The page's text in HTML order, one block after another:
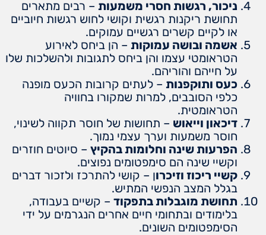
ניכור, רגשות חסרי משמעות – רבים מתארים
תחושת ריקנות רגשית וקושי לחוש רגשות חיוביים
או לקיים קשרים רגשיים עמוקים.
אשמה ובושה עמוקות – הן ביחס לאירוע
הטראומטי עצמו והן ביחס לתגובות ולהשלכות שלו
על חייהם והוריהם.
כעס ותוקפנות – לעתים קרובות הכעס מופנה
כלפי הסובבים, למרות שמקורו בחוויה
הטראומטית.
דיכאון וייאוש – תחושות של חוסר תקווה לשינוי,
חוסר משמעות וערך עצמי נמוך.
הפרעות שינה וחלומות בהקיץ – סיוטים חוזרים
וקשיי שינה הם סימפטומים נפוצים.
קשיי ריכוז וזיכרון – קושי להתרכז ולזכור דברים
בגלל המצב הנפשי המתיש.
תחושת מוגבלות בתפקוד – קשיים בעבודה,
בלימודים ובתחומי חיים אחרים הנגרמים על ידי
הסימפטומים השונים.